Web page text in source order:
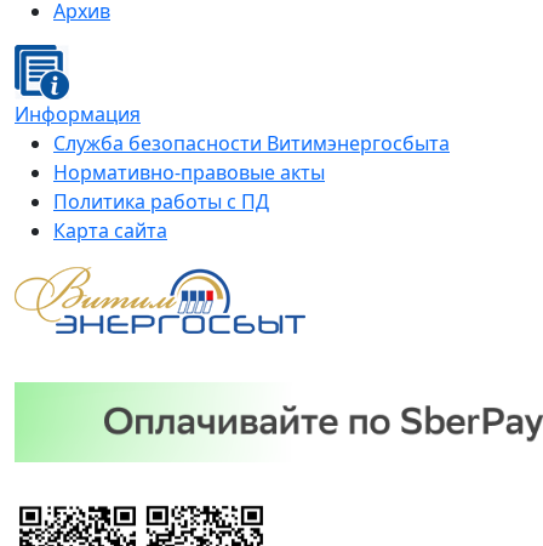
Архив
Информация
Служба безопасности Витимэнергосбыта
Нормативно-правовые акты
Политика работы с ПД
Карта сайта